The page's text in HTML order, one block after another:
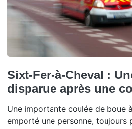
Sixt-Fer-à-Cheval :
disparue après une
Une importante coulée de boue
emporté une personne, toujours